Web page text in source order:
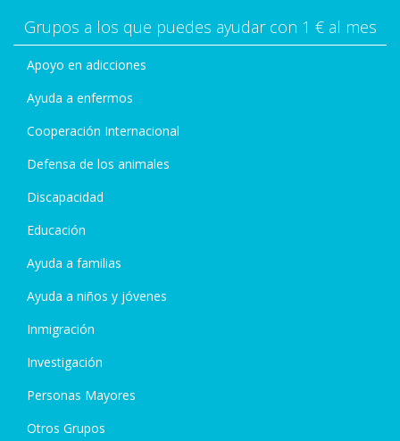
Grupos a los que puedes ayudar con 1 € al mes
Apoyo en adicciones
Ayuda a enfermos
Cooperación Internacional
Defensa de los animales
Discapacidad
Educación
Ayuda a familias
Ayuda a niños y jóvenes
Inmigración
Investigación
Personas Mayores
Otros Grupos